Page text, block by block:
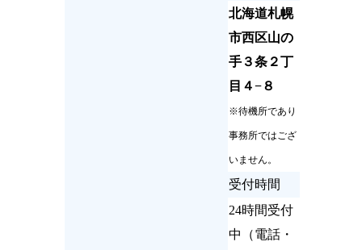
北海道札幌
市西区山の
手３条２丁
目４−８
※待機所であり
事務所ではござ
いません。
受付時間
24時間受付
中（電話・